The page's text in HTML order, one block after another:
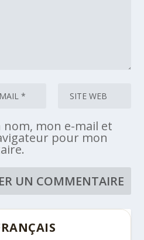
mon e-mail et
pour mon